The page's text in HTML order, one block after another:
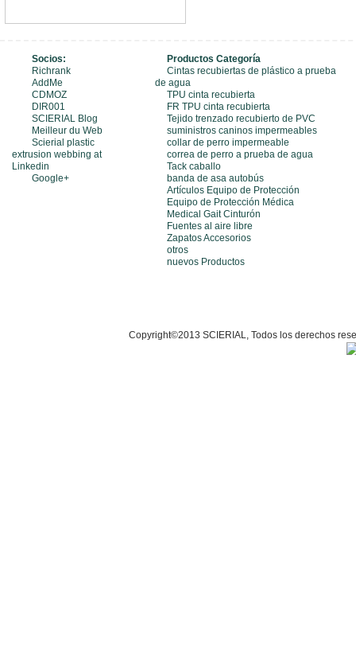
Socios:
Richrank
AddMe
CDMOZ
DIR001
SCIERIAL Blog
Meilleur du Web
Scierial plastic
extrusion webbing at
Linkedin
Google+
Productos Categoría
Cintas recubiertas de plástico a prueba
de agua
TPU cinta recubierta
FR TPU cinta recubierta
Tejido trenzado recubierto de PVC
suministros caninos impermeables
collar de perro impermeable
correa de perro a prueba de agua
Tack caballo
banda de asa autobús
Artículos Equipo de Protección
Equipo de Protección Médica
Medical Gait Cinturón
Fuentes al aire libre
Zapatos Accesorios
otros
nuevos Productos
Copyright©2013 SCIERIAL, Todos los derechos